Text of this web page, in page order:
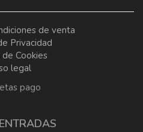
de venta
Privacidad
Cookies
legal